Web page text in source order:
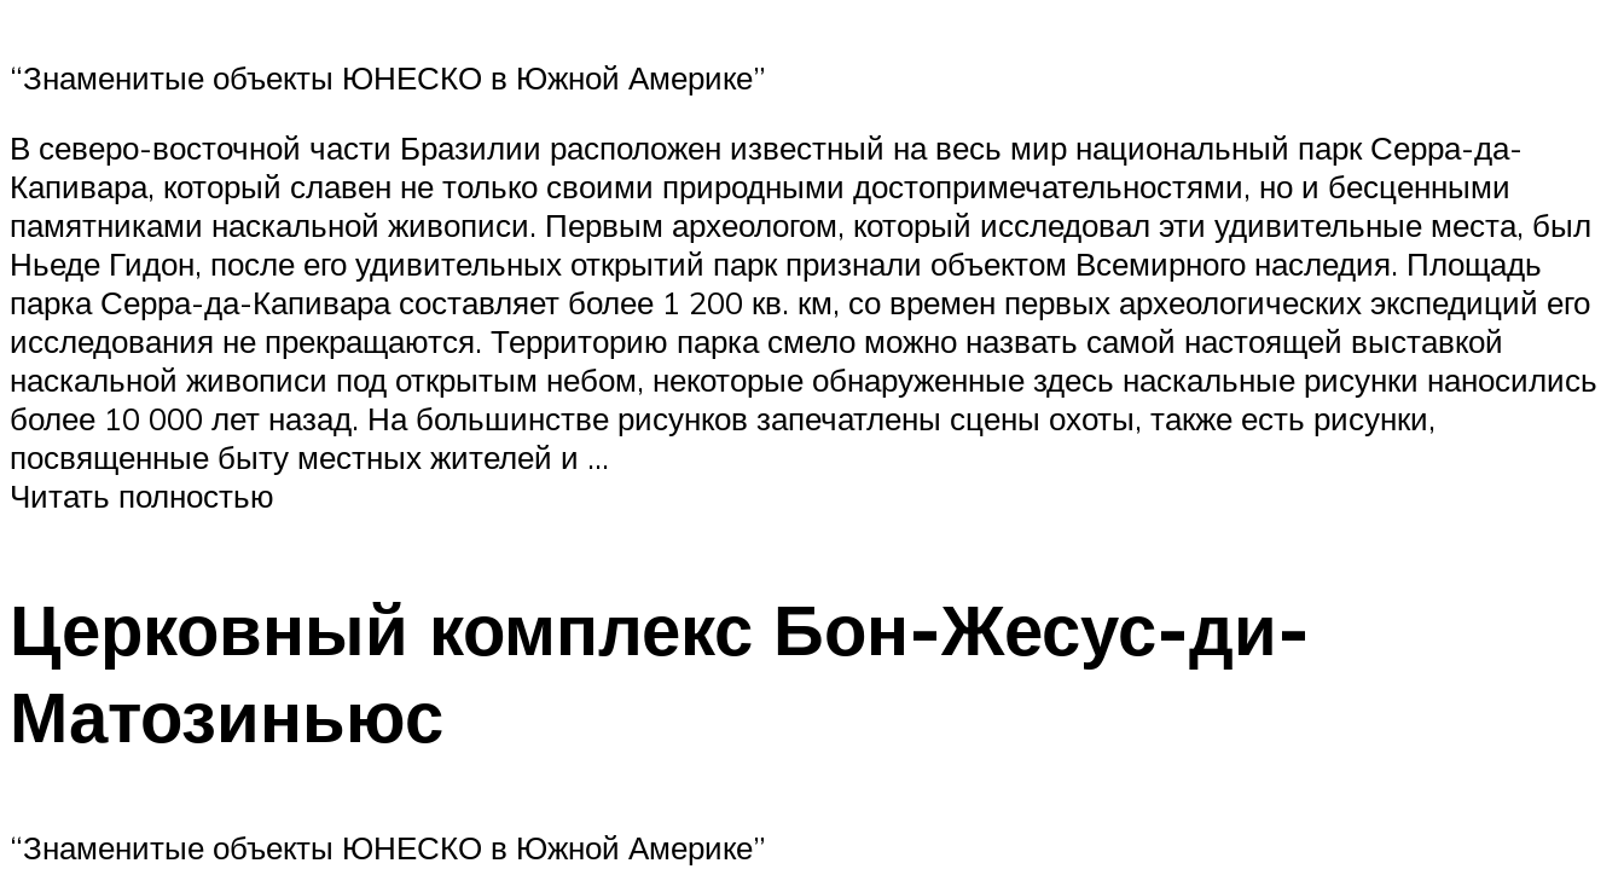
“Знаменитые объекты ЮНЕСКО в Южной Америке”
В северо-восточной части Бразилии расположен известный на весь мир национальный парк Серра-да-
Капивара, который славен не только своими природными достопримечательностями, но и бесценными
памятниками наскальной живописи. Первым археологом, который исследовал эти удивительные места, был
Ньеде Гидон, после его удивительных открытий парк признали объектом Всемирного наследия. Площадь
парка Серра-да-Капивара составляет более 1 200 кв. км, со времен первых археологических экспедиций его
исследования не прекращаются. Территорию парка смело можно назвать самой настоящей выставкой
наскальной живописи под открытым небом, некоторые обнаруженные здесь наскальные рисунки наносились
более 10 000 лет назад. На большинстве рисунков запечатлены сцены охоты, также есть рисунки,
посвященные быту местных жителей и …
Читать полностью
Церковный комплекс Бон-Жесус-ди-
Матозиньюс
“Знаменитые объекты ЮНЕСКО в Южной Америке”